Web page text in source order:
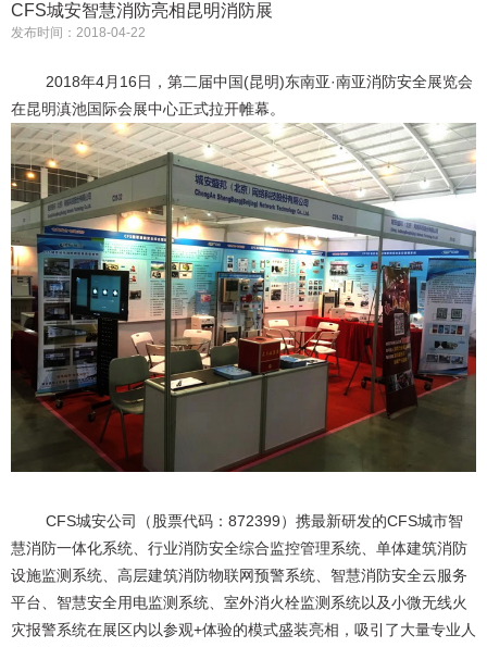
CFS城安智慧消防亮相昆明消防展
发布时间：2018-04-22
2018年4月16日，第二届中国(昆明)东南亚·南亚消防安全展览会
在昆明滇池国际会展中心正式拉开帷幕。
CFS城安公司（股票代码：872399）携最新研发的CFS城市智
慧消防一体化系统、行业消防安全综合监控管理系统、单体建筑消防
设施监测系统、高层建筑消防物联网预警系统、智慧消防安全云服务
平台、智慧安全用电监测系统、室外消火栓监测系统以及小微无线火
灾报警系统在展区内以参观+体验的模式盛装亮相，吸引了大量专业人